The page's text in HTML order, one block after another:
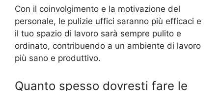
Con il coinvolgimento e la motivazione del
personale, le pulizie uffici saranno più efficaci e
il tuo spazio di lavoro sarà sempre pulito e
ordinato, contribuendo a un ambiente di lavoro
più sano e produttivo.
Quanto spesso dovresti fare le